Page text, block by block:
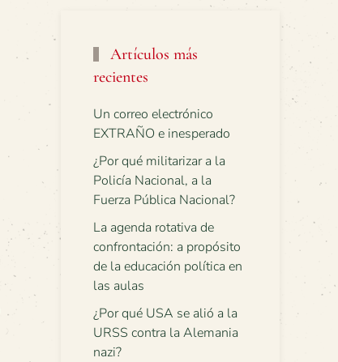
Artículos más
recientes
Un correo electrónico
EXTRAÑO e inesperado
¿Por qué militarizar a la
Policía Nacional, a la
Fuerza Pública Nacional?
La agenda rotativa de
confrontación: a propósito
de la educación política en
las aulas
¿Por qué USA se alió a la
URSS contra la Alemania
nazi?